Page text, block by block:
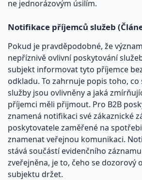
ne jednorázovým úsilím.
Notifikace příjemců služeb
Pokud je pravděpodobné, že
nepříznivě ovlivní poskytování
subjekt informovat tyto příjemce
odkladu. To zahrnuje popis toho, co
služby jsou ovlivněny a jaká
příjemci měli přijmout. Pro B2B
znamená notifikaci své zákaznické
poskytovatele zaměřené na
znamenat veřejnou komunikaci.
stává součástí evidenčního
zveřejněna, je to, čeho se dozorový
subjektu držet.